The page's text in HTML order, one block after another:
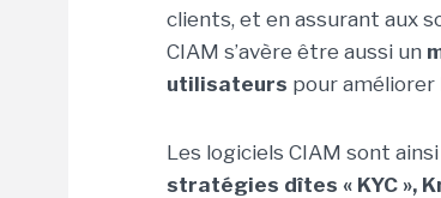
clients, et en assurant aux
CIAM s’avère être aussi un
utilisateurs pour améliorer
Les logiciels CIAM sont
stratégies dîtes « KYC »,